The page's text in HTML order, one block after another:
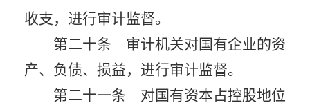
收支，进行审计监督。
第二十条 审计机关对国有企业的资
产、负债、损益，进行审计监督。
第二十一条 对国有资本占控股地位